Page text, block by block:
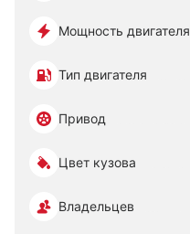
Мощность двигателя
Тип двигателя
Привод
Цвет кузова
Владельцев